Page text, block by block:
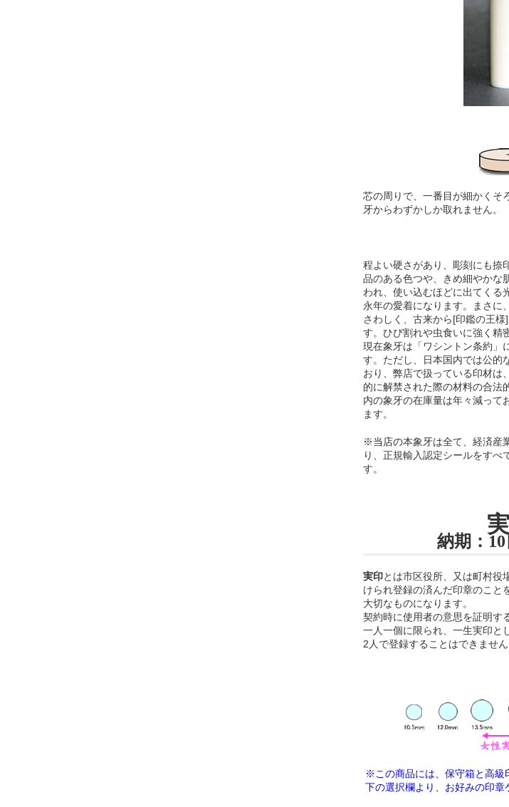
芯の周りで、一番目が細かくそ
牙からわずかしか取れません。
程よい硬さがあり、彫刻にも捺
品のある色つや、きめ細やかな
われ、使い込むほどに出てくる
永年の愛着になります。まさに
さわしく、古来から[印鑑の王
す。ひび割れや虫食いに強く精
現在象牙は「ワシントン条約」
す。ただし、日本国内では公的
おり、弊店で扱っている印材は
的に解禁された際の材料の合法
内の象牙の在庫量は年々減って
ます。
※当店の本象牙は全て、経済産
り
、正規輸入認定シールをす
す。
納期：
実印とは市区役所、又は町村役
けられ登録の済んだ印章のこと
大切なものになります。
契約時に使用者の意思を証明す
一人一個に限られ、一生実印と
2人で登録することはできません
※この商品には、保守箱と高級
下の選択欄より、 お好みの印章